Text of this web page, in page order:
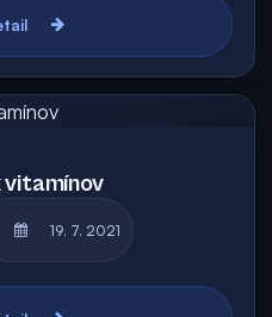
19. 7. 2021